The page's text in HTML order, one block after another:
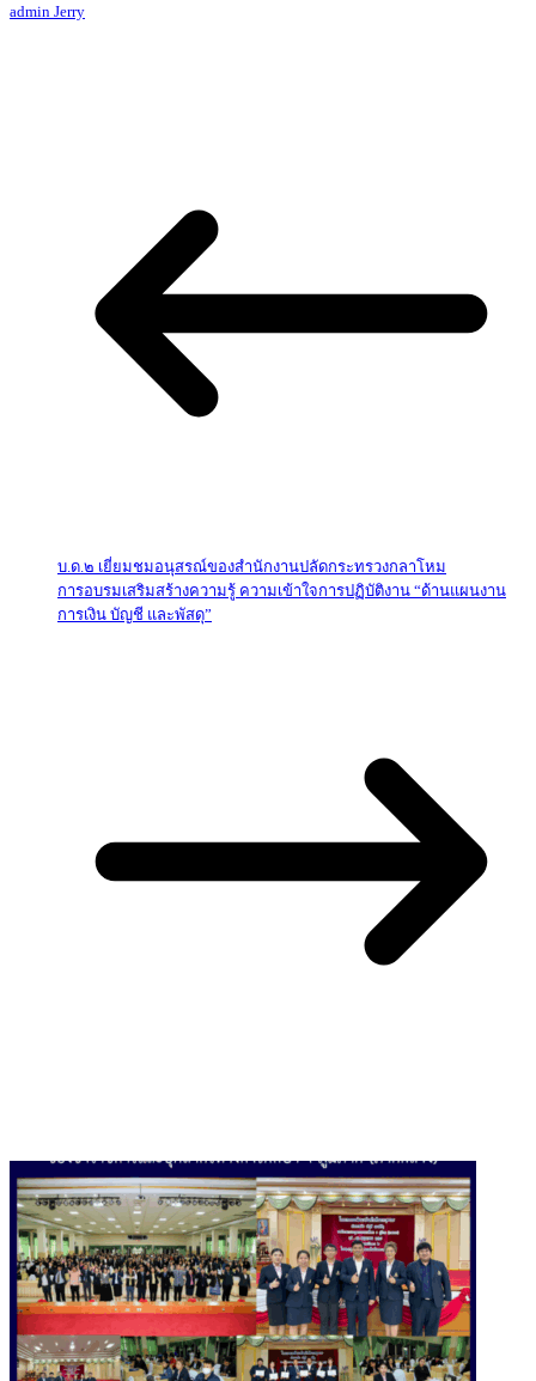
admin Jerry
บ.ด.๒ เยี่ยมชมอนุสรณ์ของสำนักงานปลัดกระทรวงกลาโหม
การอบรมเสริมสร้างความรู้ ความเข้าใจการปฏิบัติงาน “ด้านแผนงาน
การเงิน บัญชี และพัสดุ”